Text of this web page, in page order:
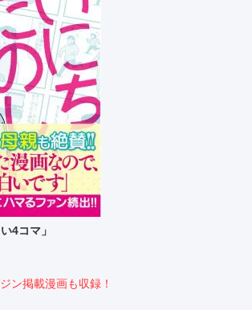
4コマ」
ン掲載漫画も収録！